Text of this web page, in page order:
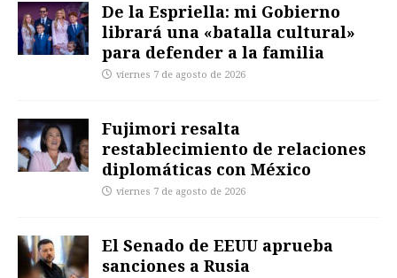
De la Espriella: mi Gobierno
librará una «batalla cultural»
para defender a la familia
viernes 7 de agosto de 2026
Fujimori resalta
restablecimiento de relaciones
diplomáticas con México
viernes 7 de agosto de 2026
El Senado de EEUU aprueba
sanciones a Rusia